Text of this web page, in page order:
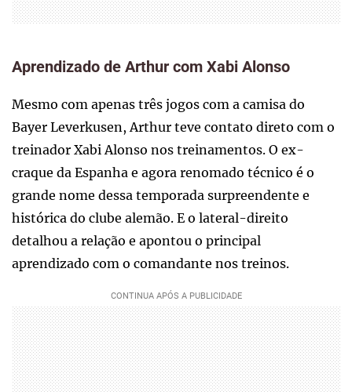
Aprendizado de Arthur com Xabi Alonso
Mesmo com apenas três jogos com a camisa do
Bayer Leverkusen, Arthur teve contato direto com o
treinador Xabi Alonso nos treinamentos. O ex-
craque da Espanha e agora renomado técnico é o
grande nome dessa temporada surpreendente e
histórica do clube alemão. E o lateral-direito
detalhou a relação e apontou o principal
aprendizado com o comandante nos treinos.